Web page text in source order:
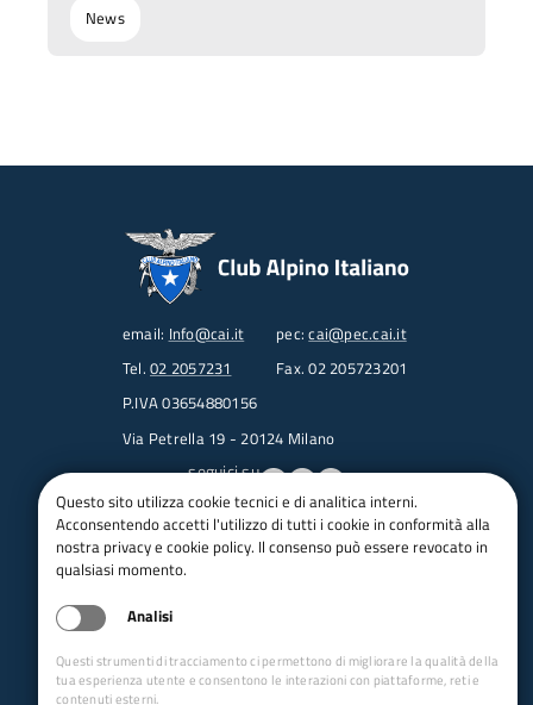
News
email: Info@cai.it pec:cai@pec.cai.it
Tel. 02 2057231
Fax. 02 205723201
P.IVA 03654880156
Via Petrella 19 - 20124 Milano
seguici su
Trasparenza
Amministrazione trasparente
bandi per le sezioni
Questo sito utilizza cookie tecnici e di analitica interni.
Acconsentendo accetti l'utilizzo di tutti i cookie in conformità alla
nostra privacy e cookie policy. Il consenso può essere revocato in
qualsiasi momento.
Analisi
Questi strumenti di tracciamento ci permettono di migliorare la qualità della
tua esperienza utente e consentono le interazioni con piattaforme, reti e
contenuti esterni.